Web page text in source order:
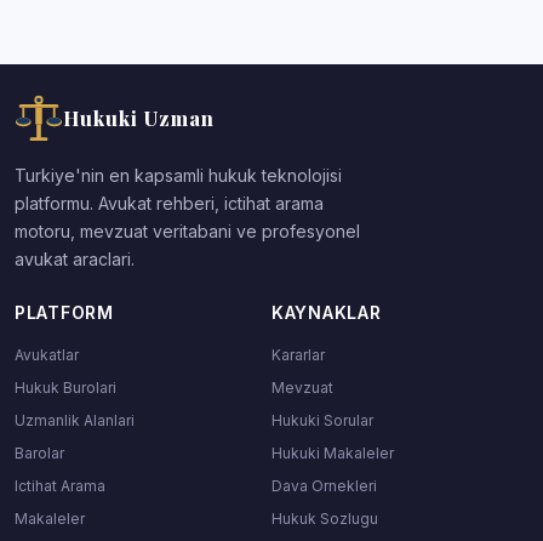
Hukuki Uzman
Turkiye'nin en kapsamli hukuk teknolojisi
platformu. Avukat rehberi, ictihat arama
motoru, mevzuat veritabani ve profesyonel
avukat araclari.
PLATFORM
Avukatlar
Hukuk Burolari
Uzmanlik Alanlari
Barolar
Ictihat Arama
Makaleler
KAYNAKLAR
Kararlar
Mevzuat
Hukuki Sorular
Hukuki Makaleler
Dava Ornekleri
Hukuk Sozlugu